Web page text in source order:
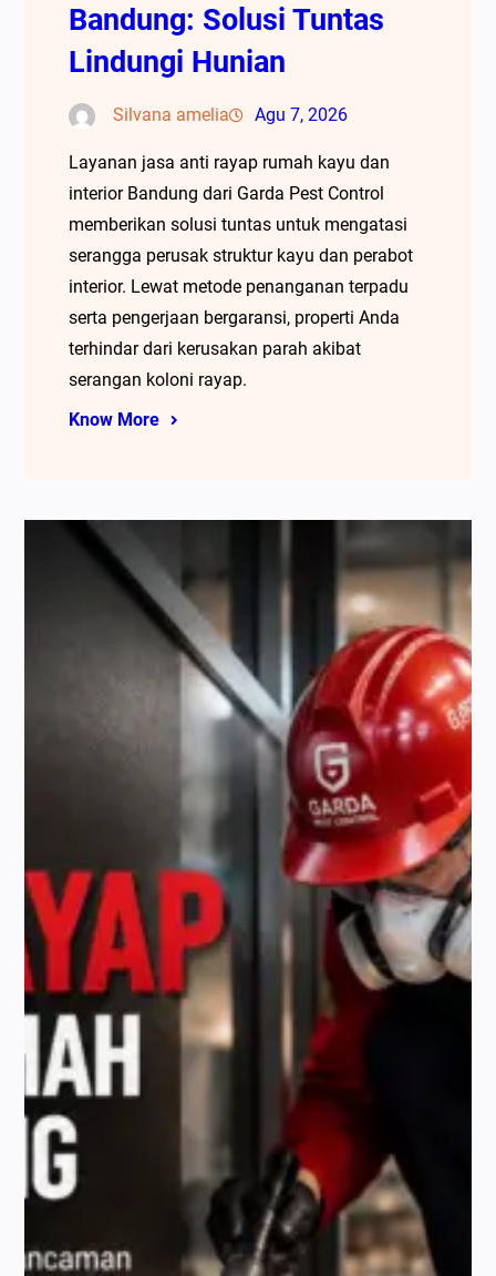
Bandung: Solusi Tuntas
Lindungi Hunian
Silvana amelia Agu 7, 2026
Layanan jasa anti rayap rumah kayu dan
interior Bandung dari Garda Pest Control
memberikan solusi tuntas untuk mengatasi
serangga perusak struktur kayu dan perabot
interior. Lewat metode penanganan terpadu
serta pengerjaan bergaransi, properti Anda
terhindar dari kerusakan parah akibat
serangan koloni rayap.
Know More